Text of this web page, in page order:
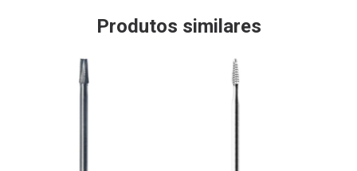
Produtos similares